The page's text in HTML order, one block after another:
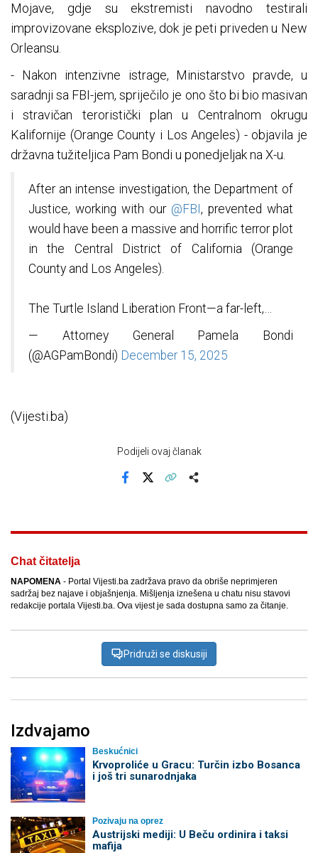
Mojave, gdje su ekstremisti navodno testirali
improvizovane eksplozive, dok je peti priveden u New
Orleansu.
- Nakon intenzivne istrage, Ministarstvo pravde, u
saradnji sa FBI-jem, spriječilo je ono što bi bio masivan
i stravičan teroristički plan u Centralnom okrugu
Kalifornije (Orange County i Los Angeles) - objavila je
državna tužiteljica Pam Bondi u ponedjeljak na X-u.
After an intense investigation, the Department of
Justice, working with our @FBI , prevented what
would have been a massive and horrific terror plot
in the Central District of California (Orange
County and Los Angeles).
The Turtle Island Liberation Front—a far-left,…
— Attorney General Pamela Bondi
(@AGPamBondi) December 15, 2025
(Vijesti.ba)
Podijeli ovaj članak
Chat čitatelja
NAPOMENA - Portal Vijesti.ba zadržava pravo da obriše neprimjeren
sadržaj bez najave i objašnjenja. Mišljenja iznešena u chatu nisu stavovi
redakcije portala Vijesti.ba. Ova vijest je sada dostupna samo za čitanje.
Pridruži se diskusiji
Izdvajamo
Beskućnici
Krvoproliće u Gracu: Turčin izbo Bosanca
i još tri sunarodnjaka
Pozivaju na oprez
Austrijski mediji: U Beču ordinira i taksi
mafija